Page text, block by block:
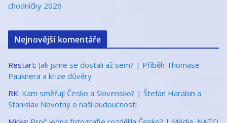
chodníčky 2026
Nejnovější komentáře
Restart: Jak jsme se dostali až sem? | Příběh Thomase
Pauknera a krize důvěry
RK: Kam směřují Česko a Slovensko? | Štefan Harabin a
Stanislav Novotný o naší budoucnosti